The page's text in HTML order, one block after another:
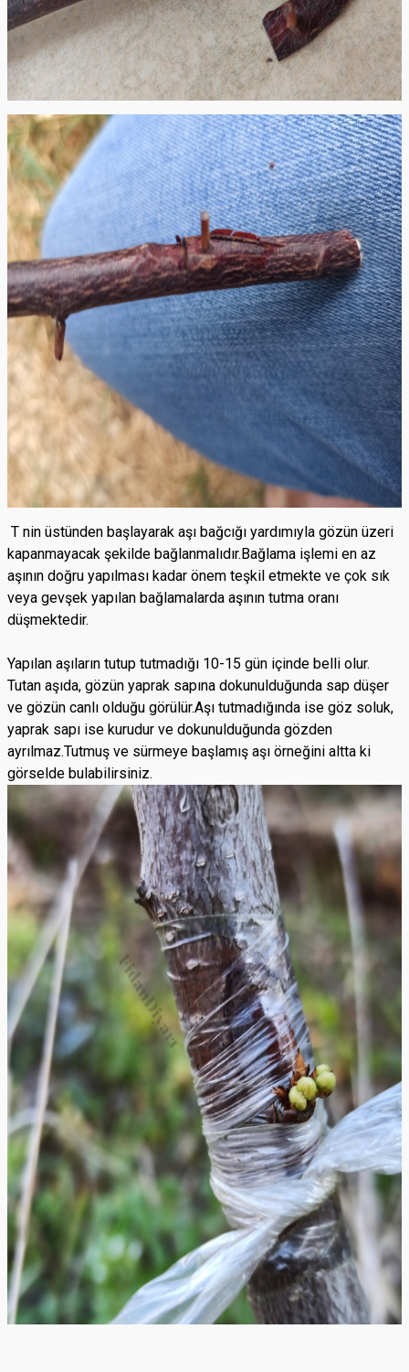
T nin üstünden başlayarak aşı bağcığı yardımıyla gözün üzeri
kapanmayacak şekilde bağlanmalıdır.Bağlama işlemi en az
aşının doğru yapılması kadar önem teşkil etmekte ve çok sık
veya gevşek yapılan bağlamalarda aşının tutma oranı
düşmektedir.
Yapılan aşıların tutup tutmadığı 10-15 gün içinde belli olur.
Tutan aşıda, gözün yaprak sapına dokunulduğunda sap düşer
ve gözün canlı olduğu görülür.Aşı tutmadığında ise göz soluk,
yaprak sapı ise kurudur ve dokunulduğunda gözden
ayrılmaz.Tutmuş ve sürmeye başlamış aşı örneğini altta ki
görselde bulabilirsiniz.